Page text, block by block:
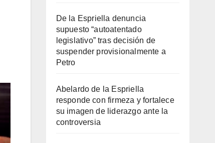
De la Espriella denuncia
supuesto “autoatentado
legislativo” tras decisión de
suspender provisionalmente a
Petro
Abelardo de la Espriella
responde con firmeza y fortalece
su imagen de liderazgo ante la
controversia